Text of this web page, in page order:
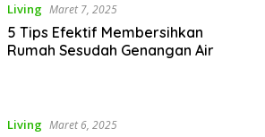
Living Maret 7, 2025
5 Tips Efektif Membersihkan
Rumah Sesudah Genangan Air
Living Maret 6, 2025